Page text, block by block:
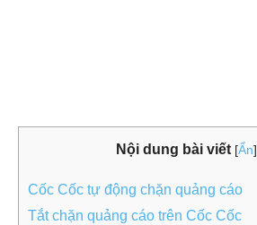
Nội dung bài viết [Ẩn]
Cốc Cốc tự động chặn quảng cáo
Tắt chặn quảng cáo trên Cốc Cốc